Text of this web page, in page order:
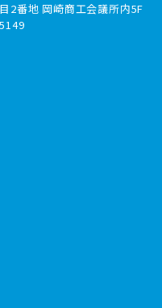
2番地 岡崎商工会議所内5F